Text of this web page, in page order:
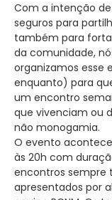
Com a intenção
seguros para
também para
da comunidade,
organizamos esse
enquanto) para
um encontro
que vivenciam ou
não monogamia.
O evento
às 20h com
encontros sempre
apresentados por